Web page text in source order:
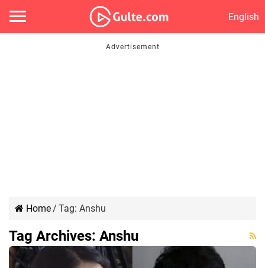
English
Home/ Tag: Anshu
Tag Archives: Anshu